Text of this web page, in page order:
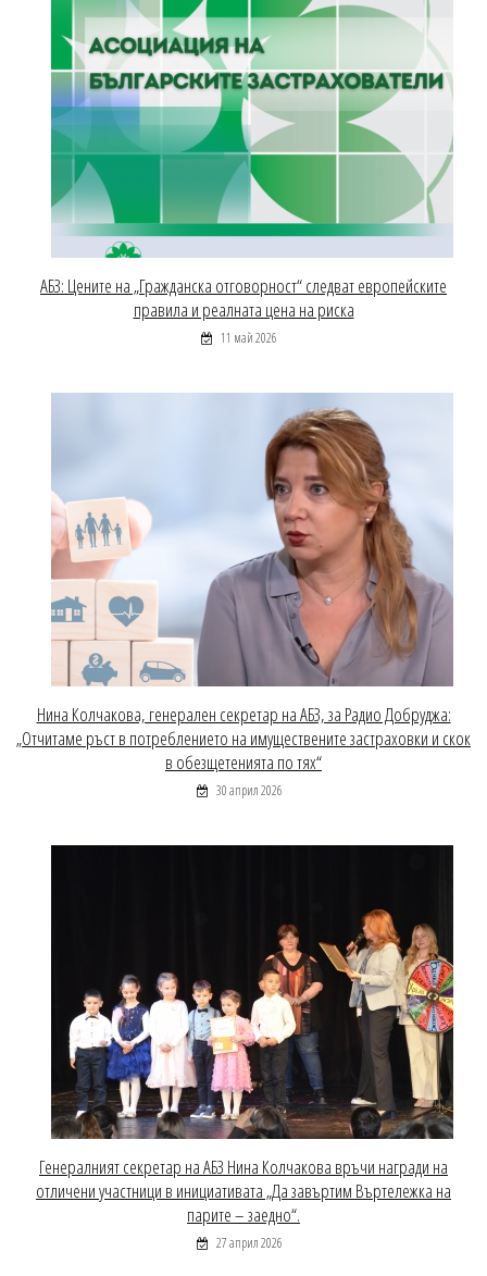
АБЗ: Цените на „Гражданска отговорност“ следват европейските
правила и реалната цена на риска
11 май 2026
Нина Колчакова, генерален секретар на АБЗ, за Радио Добруджа:
„Отчитаме ръст в потреблението на имуществените застраховки и скок
в обезщетенията по тях“
30 април 2026
Генералният секретар на АБЗ Нина Колчакова връчи награди на
отличени участници в инициативата „Да завъртим Въртележка на
парите – заедно“.
27 април 2026